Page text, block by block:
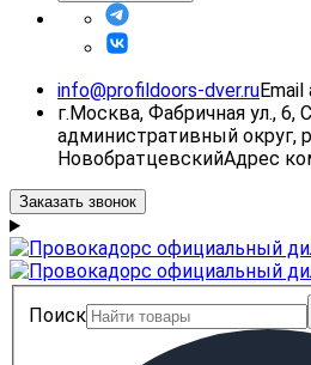
info@profildoors-dver.ruEmail
г.Москва, Фабричная ул., 6,
административный округ,
НовобратцевскийАдрес
Заказать звонок
Поиск